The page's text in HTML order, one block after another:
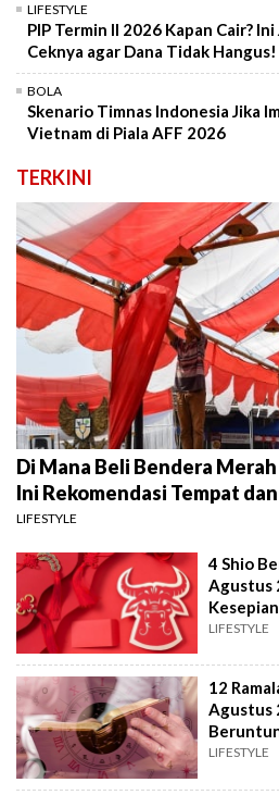
LIFESTYLE
PIP Termin II 2026 Kapan Cair?
Ceknya agar Dana Tidak Hangus!
BOLA
Skenario Timnas Indonesia Jika
Vietnam di Piala AFF 2026
TERKINI
Di Mana Beli Bendera
Ini Rekomendasi Tempat
LIFESTYLE
4 Shio
Agustus
LIFESTYLE
12
Agustus
Konflik
LIFESTYLE